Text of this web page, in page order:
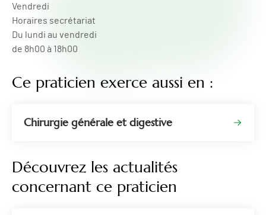
Vendredi
Horaires secrétariat
Du lundi au vendredi
de 8h00 à 18h00
Ce praticien exerce aussi en :
Chirurgie générale et digestive
Découvrez les actualités
concernant ce praticien